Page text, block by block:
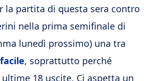
la partita di questa sera contro
nella prima semifinale di
lunedì prossimo) una tra
, soprattutto perché
18 uscite. Ci aspetta un